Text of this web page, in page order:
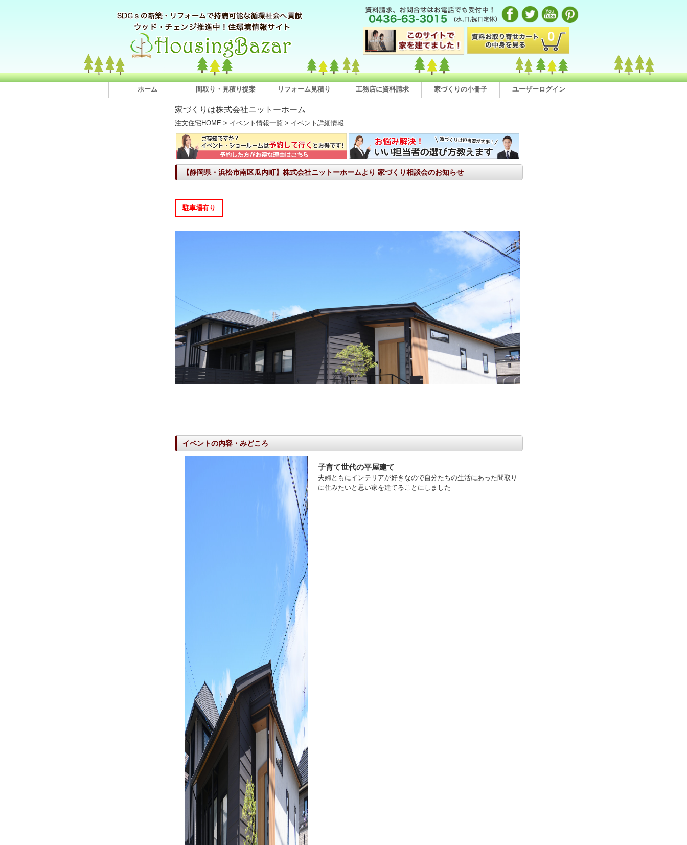
0
ホーム 間取り・見積り提案 リフォーム見積り 工務店に資料請求 家づくりの小冊子 ユーザーログイン
家づくりは株式会社ニットーホーム
注文住宅HOME > イベント情報一覧 > イベント詳細情報
【静岡県・浜松市南区瓜内町】株式会社ニットーホームより 家づくり相談会のお知らせ
駐車場有り
イベントの内容・みどころ
子育て世代の平屋建て
夫婦ともにインテリアが好きなので自分たちの生活にあった間取り
に住みたいと思い家を建てることにしました